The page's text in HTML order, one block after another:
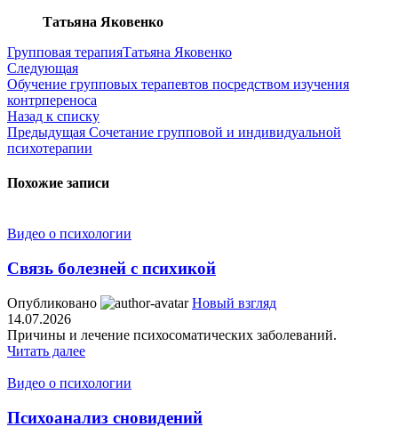
Татьяна Яковенко
Групповая терапияТатьяна Яковенко
Следующая
Обучение групповых терапевтов посредством изучения
контрпереноса
Назад к списку
Предыдущая Cочетание групповой и индивидуальной
психотерапии
Похожие записи
Видео о психологии
Связь болезней с психикой
Опубликовано
Новый взгляд
14.07.2026
Причины и лечение психосоматических заболеваний.
Читать далее
Видео о психологии
Психоанализ сновидений